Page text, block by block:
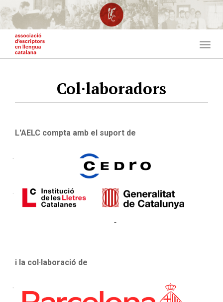
Vés
al
contingut
Col·laboradors
L'AELC compta amb el suport de
i la col·laboració de